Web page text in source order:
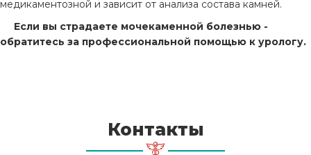
медикаментозной и зависит от анализа состава камней.
Если вы страдаете мочекаменной болезнью -
обратитесь за профессиональной помощью к урологу.
Контакты